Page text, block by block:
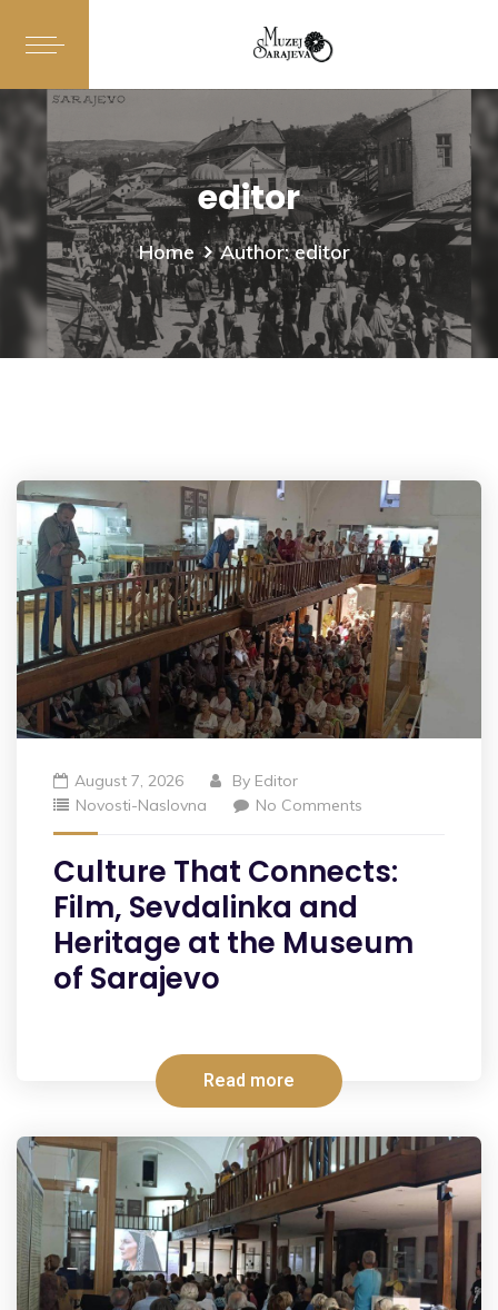
editor
Home Author: editor
August 7, 2026 By Editor
Novosti-Naslovna
No Comments
Culture That Connects:
Film, Sevdalinka and
Heritage at the Museum
of Sarajevo
Read more